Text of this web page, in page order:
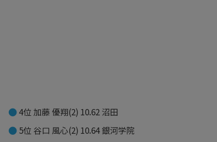
4位 加藤 優翔(2) 10.62 沼田
5位 谷口 風心(2) 10.64 銀河学院